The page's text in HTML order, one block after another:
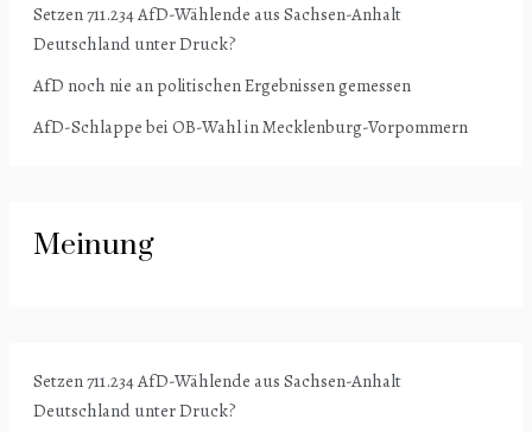
Setzen 711.234 AfD-Wählende aus Sachsen-Anhalt
Deutschland unter Druck?
AfD noch nie an politischen Ergebnissen gemessen
AfD-Schlappe bei OB-Wahl in Mecklenburg-Vorpommern
Meinung
Setzen 711.234 AfD-Wählende aus Sachsen-Anhalt
Deutschland unter Druck?